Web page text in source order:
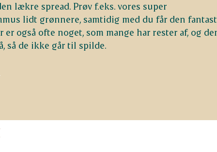
lækre spread. Prøv f.eks. vores super
lidt grønnere, samtidig med du får den
også ofte noget, som mange har rester af, og
så de ikke går til spilde.